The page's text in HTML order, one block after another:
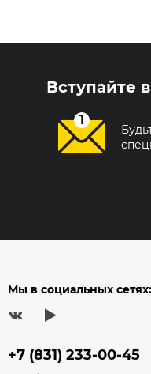
Вступайте
Мы в социальных сетях:
+7 (831) 233-00-45